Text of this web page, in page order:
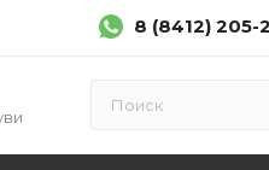
8 (8412) 205-